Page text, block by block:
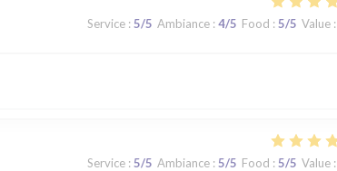
Service: 5/5 Ambiance: 4/5 Food : 5/5 Value:
Service: 5/5 Ambiance: 5/5 Food : 5/5 Value: